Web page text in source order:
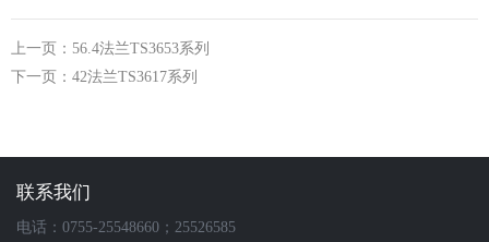
上一页：56.4法兰TS3653系列
下一页：42法兰TS3617系列
联系我们
电话：0755-25548660；25526585